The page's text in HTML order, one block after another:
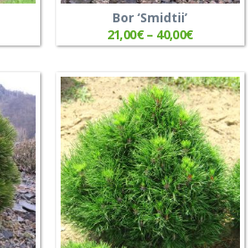
Bor ‘Smidtii’
21,00€– 40,00€